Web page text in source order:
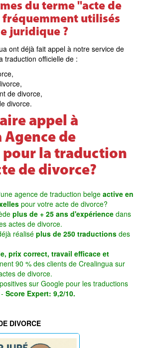
du terme "acte de
utilisés
juridique ?
ont déjà fait appel à notre service de
traduction officielle de :
de divorce,
divorce.
appel à
de
la traduction
de divorce?
agence de traduction belge active en
pour votre acte de divorce?
plus de + 25 ans d'expérience dans
actes de divorce.
réalisé plus de 250 traductions des
prix correct, travail efficace et
90 % des clients de Crealingua sur
de divorce.
sur Google pour les traductions
Score Expert: 9,2/10.
DIVORCE